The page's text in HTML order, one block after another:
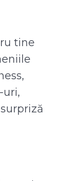
tine
uri,